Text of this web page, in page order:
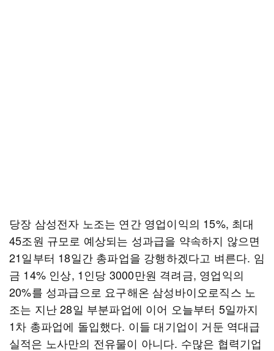
당장 삼성전자 노조는 연간 영업이익의 15%, 최대
45조원 규모로 예상되는 성과급을 약속하지 않으면
21일부터 18일간 총파업을 강행하겠다고 벼른다. 임
금 14% 인상, 1인당 3000만원 격려금, 영업익의
20%를 성과급으로 요구해온 삼성바이오로직스 노
조는 지난 28일 부분파업에 이어 오늘부터 5일까지
1차 총파업에 돌입했다. 이들 대기업이 거둔 역대급
실적은 노사만의 전유물이 아니다. 수많은 협력기업